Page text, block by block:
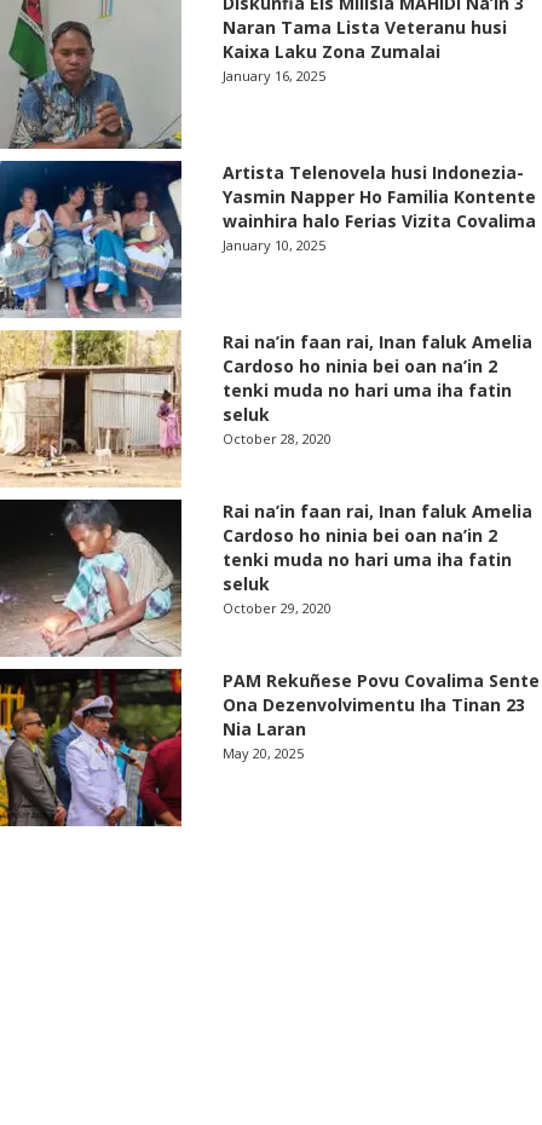
Naran Tama Lista Veteranu husi
Kaixa Laku Zona Zumalai
January 16, 2025
Artista Telenovela husi Indonezia-
Yasmin Napper Ho Familia Kontente
wainhira halo Ferias Vizita Covalima
January 10, 2025
Rai na’in faan rai, Inan faluk Amelia
Cardoso ho ninia bei oan na’in 2
tenki muda no hari uma iha fatin
seluk
October 28, 2020
Rai na’in faan rai, Inan faluk Amelia
Cardoso ho ninia bei oan na’in 2
tenki muda no hari uma iha fatin
seluk
October 29, 2020
PAM Rekuñese Povu Covalima Sente
Ona Dezenvolvimentu Iha Tinan 23
Nia Laran
May 20, 2025